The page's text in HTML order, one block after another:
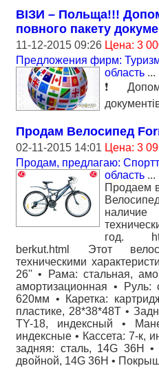
ВІЗИ – Польща!!!
повного пакету
11-12-2015 09:26 Цена: 3
Предложения фирм: Туризм
область ...
Продам Велосипед
02-11-2015 14:01 Цена: 3
Продам, предлагаю:
область ...
Продаем
год.
berkut.html Этот
техническими
26'' • Рама: стальная,
амортизационная • Руль:
620мм • Каретка:
пластике, 28*38*48T •
TY-18, индексный •
индексные • Кассета: 7-к,
задняя: сталь, 14G 36H
двойной, 14G 36H •